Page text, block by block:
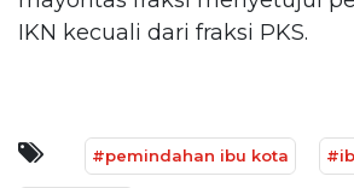
IKN kecuali dari fraksi PKS.
#pemindahan ibu kota